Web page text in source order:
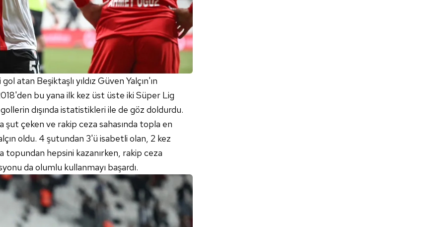
atan Beşiktaşlı yıldız Güven Yalçın'ın
bu yana ilk kez üst üste iki Süper Lig
dışında istatistikleri ile de göz doldurdu.
şut çeken ve rakip ceza sahasında topla en
oldu. 4 şutundan 3'ü isabetli olan, 2 kez
topundan hepsini kazanırken, rakip ceza
da olumlu kullanmayı başardı.